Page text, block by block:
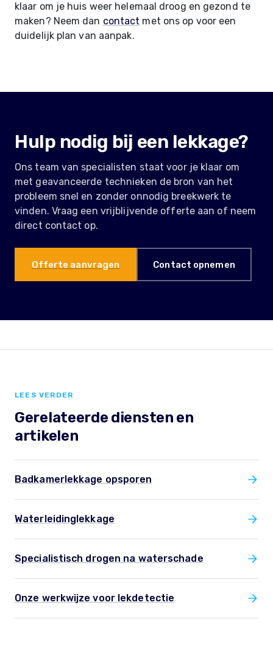
klaar om je huis weer helemaal droog en gezond te
maken? Neem dan contact met ons op voor een
duidelijk plan van aanpak.
Hulp nodig bij een lekkage?
Ons team van specialisten staat voor je klaar om
met geavanceerde technieken de bron van het
probleem snel en zonder onnodig breekwerk te
vinden. Vraag een vrijblijvende offerte aan of neem
direct contact op.
Offerte aanvragen Contact opnemen
LEES VERDER
Gerelateerde diensten en
artikelen
Badkamerlekkage opsporen
Waterleidinglekkage
Specialistisch drogen na waterschade
Onze werkwijze voor lekdetectie